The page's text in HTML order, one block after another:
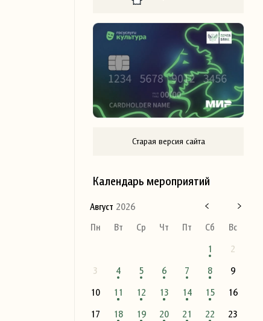
Старая версия сайта
Календарь мероприятий
Август 2026
Пн
Вт Ср Чт Пт Сб
Вс
1
2
3
4 5 6 7 8
9
10
11 12 13 14 15
16
17
18 19 20 21 22
23